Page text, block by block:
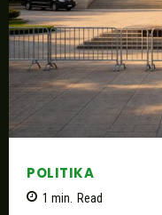
POLITIKA
1 min. Read